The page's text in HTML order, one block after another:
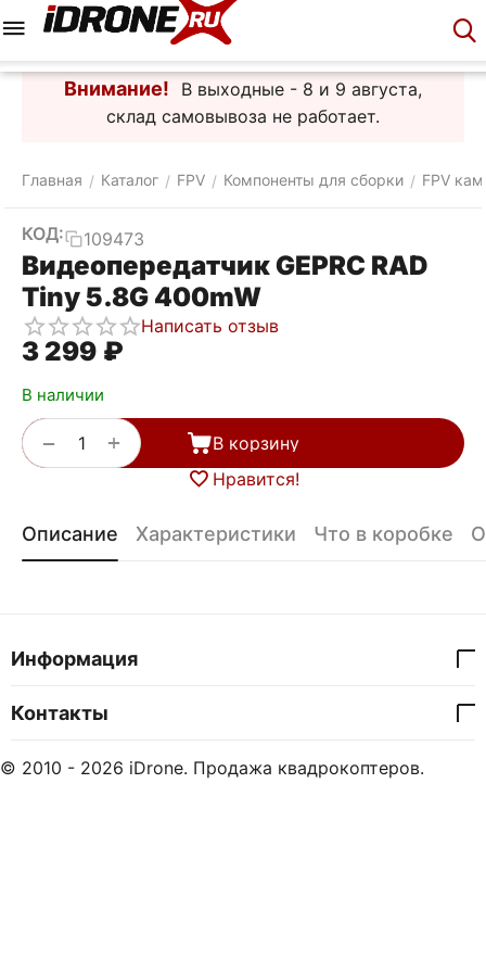
Внимание!
В выходные - 8 и 9 августа,
склад самовывоза не работает.
Главная / Каталог / FPV / Компоненты для сборки / FPV
КОД: 109473
Видеопередатчик GEPRC RAD
Tiny 5.8G 400mW
Написать отзыв
3 299 ₽
В наличии
+
−
В корзину
Нравится!
Описание Характеристики Что в коробке
Информация
Контакты
© 2010 - 2026 iDrone. Продажа квадрокоптеров.
Корзина